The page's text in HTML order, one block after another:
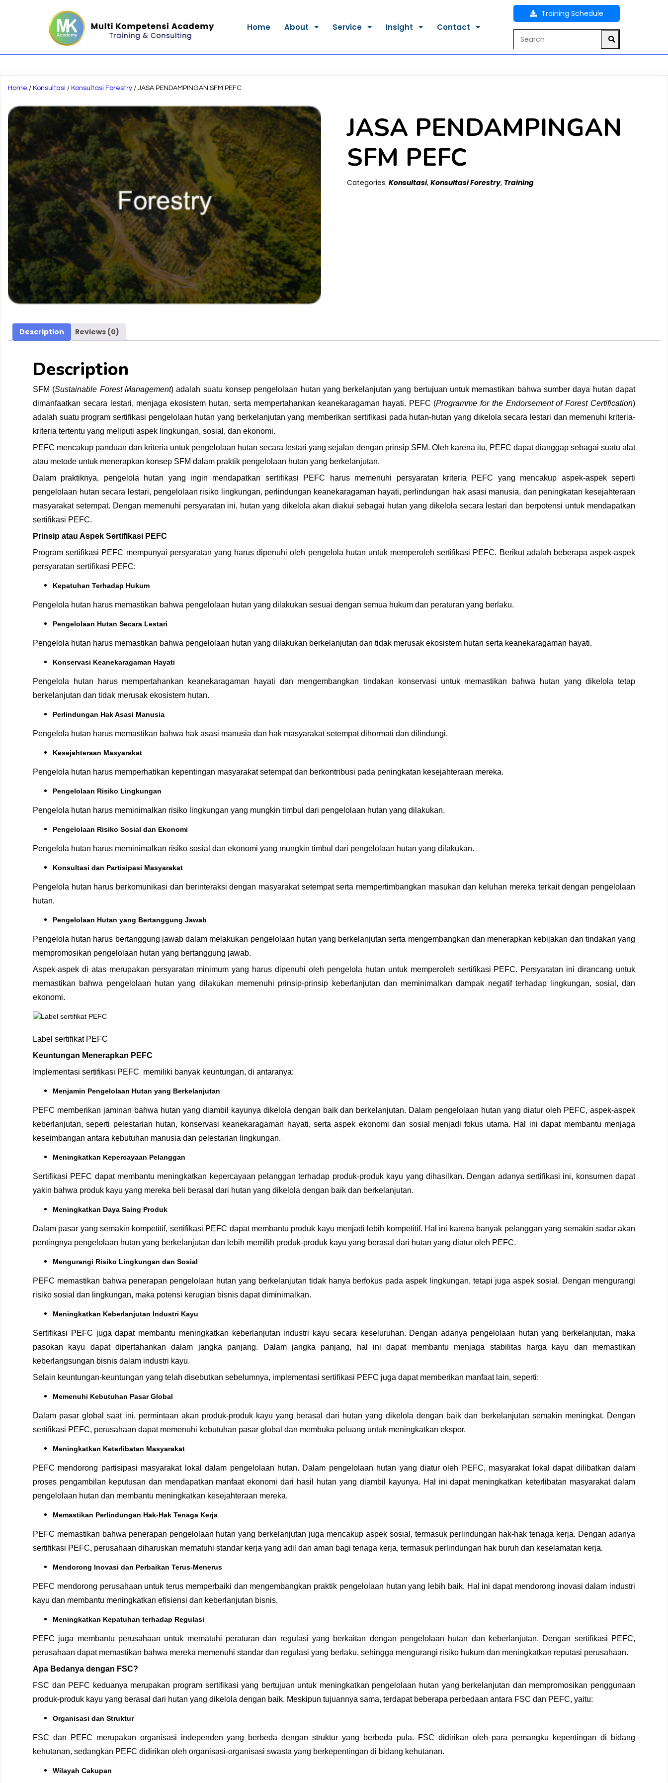
Home About Service Insight Contact
Training Schedule
Home / Konsultasi / Konsultasi Forestry / JASA PENDAMPINGAN SFM PEFC
JASA PENDAMPINGAN
SFM PEFC
Categories:Konsultasi,Konsultasi Forestry, Training
Description Reviews (0)
Description
SFM (Sustainable Forest Management) adalah suatu konsep pengelolaan hutan yang berkelanjutan yang bertujuan untuk memastikan bahwa sumber daya hutan dapat
dimanfaatkan secara lestari, menjaga ekosistem hutan, serta mempertahankan keanekaragaman hayati. PEFС (Programme for the Endorsement of Forest Certification)
adalah suatu program sertifikasi pengelolaan hutan yang berkelanjutan yang memberikan sertifikasi pada hutan-hutan yang dikelola secara lestari dan memenuhi kriteria-
kriteria tertentu yang meliputi aspek lingkungan, sosial, dan ekonomi.
PEFC mencakup panduan dan kriteria untuk pengelolaan hutan secara lestari yang sejalan dengan prinsip SFM. Oleh karena itu, PEFС dapat dianggap sebagai suatu alat
atau metode untuk menerapkan konsep SFM dalam praktik pengelolaan hutan yang berkelanjutan.
Dalam praktiknya, pengelola hutan yang ingin mendapatkan sertifikasi PEFС harus memenuhi persyaratan kriteria PEFС yang mencakup aspek-aspek seperti
pengelolaan hutan secara lestari, pengelolaan risiko lingkungan, perlindungan keanekaragaman hayati, perlindungan hak asasi manusia, dan peningkatan kesejahteraan
masyarakat setempat. Dengan memenuhi persyaratan ini, hutan yang dikelola akan diakui sebagai hutan yang dikelola secara lestari dan berpotensi untuk mendapatkan
sertifikasi PEFС.
Prinsip atau Aspek Sertifikasi PEFC
Program sertifikasi PEFС mempunyai persyaratan yang harus dipenuhi oleh pengelola hutan untuk memperoleh sertifikasi PEFС. Berikut adalah beberapa aspek-aspek
persyaratan sertifikasi PEFС:
Kepatuhan Terhadap Hukum
Pengelola hutan harus memastikan bahwa pengelolaan hutan yang dilakukan sesuai dengan semua hukum dan peraturan yang berlaku.
Pengelolaan Hutan Secara Lestari
Pengelola hutan harus memastikan bahwa pengelolaan hutan yang dilakukan berkelanjutan dan tidak merusak ekosistem hutan serta keanekaragaman hayati.
Konservasi Keanekaragaman Hayati
Pengelola hutan harus mempertahankan keanekaragaman hayati dan mengembangkan tindakan konservasi untuk memastikan bahwa hutan yang dikelola tetap
berkelanjutan dan tidak merusak ekosistem hutan.
Perlindungan Hak Asasi Manusia
Pengelola hutan harus memastikan bahwa hak asasi manusia dan hak masyarakat setempat dihormati dan dilindungi.
Kesejahteraan Masyarakat
Pengelola hutan harus memperhatikan kepentingan masyarakat setempat dan berkontribusi pada peningkatan kesejahteraan mereka.
Pengelolaan Risiko Lingkungan
Pengelola hutan harus meminimalkan risiko lingkungan yang mungkin timbul dari pengelolaan hutan yang dilakukan.
Pengelolaan Risiko Sosial dan Ekonomi
Pengelola hutan harus meminimalkan risiko sosial dan ekonomi yang mungkin timbul dari pengelolaan hutan yang dilakukan.
Konsultasi dan Partisipasi Masyarakat
Pengelola hutan harus berkomunikasi dan berinteraksi dengan masyarakat setempat serta mempertimbangkan masukan dan keluhan mereka terkait dengan pengelolaan
hutan.
Pengelolaan Hutan yang Bertanggung Jawab
Pengelola hutan harus bertanggung jawab dalam melakukan pengelolaan hutan yang berkelanjutan serta mengembangkan dan menerapkan kebijakan dan tindakan yang
mempromosikan pengelolaan hutan yang bertanggung jawab.
Aspek-aspek di atas merupakan persyaratan minimum yang harus dipenuhi oleh pengelola hutan untuk memperoleh sertifikasi PEFС. Persyaratan ini dirancang untuk
memastikan bahwa pengelolaan hutan yang dilakukan memenuhi prinsip-prinsip keberlanjutan dan meminimalkan dampak negatif terhadap lingkungan, sosial, dan
ekonomi.
Label sertifikat PEFC
Keuntungan Menerapkan PEFC
Implementasi sertifikasi PEFС memiliki banyak keuntungan, di antaranya:
Menjamin Pengelolaan Hutan yang Berkelanjutan
PEFC memberikan jaminan bahwa hutan yang diambil kayunya dikelola dengan baik dan berkelanjutan. Dalam pengelolaan hutan yang diatur oleh PEFС, aspek-aspek
keberlanjutan, seperti pelestarian hutan, konservasi keanekaragaman hayati, serta aspek ekonomi dan sosial menjadi fokus utama. Hal ini dapat membantu menjaga
keseimbangan antara kebutuhan manusia dan pelestarian lingkungan.
Meningkatkan Kepercayaan Pelanggan
Sertifikasi PEFС dapat membantu meningkatkan kepercayaan pelanggan terhadap produk-produk kayu yang dihasilkan. Dengan adanya sertifikasi ini, konsumen dapat
yakin bahwa produk kayu yang mereka beli berasal dari hutan yang dikelola dengan baik dan berkelanjutan.
Meningkatkan Daya Saing Produk
Dalam pasar yang semakin kompetitif, sertifikasi PEFС dapat membantu produk kayu menjadi lebih kompetitif. Hal ini karena banyak pelanggan yang semakin sadar akan
pentingnya pengelolaan hutan yang berkelanjutan dan lebih memilih produk-produk kayu yang berasal dari hutan yang diatur oleh PEFС.
Mengurangi Risiko Lingkungan dan Sosial
PEFC memastikan bahwa penerapan pengelolaan hutan yang berkelanjutan tidak hanya berfokus pada aspek lingkungan, tetapi juga aspek sosial. Dengan mengurangi
risiko sosial dan lingkungan, maka potensi kerugian bisnis dapat diminimalkan.
Meningkatkan Keberlanjutan Industri Kayu
Sertifikasi PEFС juga dapat membantu meningkatkan keberlanjutan industri kayu secara keseluruhan. Dengan adanya pengelolaan hutan yang berkelanjutan, maka
pasokan kayu dapat dipertahankan dalam jangka panjang. Dalam jangka panjang, hal ini dapat membantu menjaga stabilitas harga kayu dan memastikan
keberlangsungan bisnis dalam industri kayu.
Selain keuntungan-keuntungan yang telah disebutkan sebelumnya, implementasi sertifikasi PEFС juga dapat memberikan manfaat lain, seperti:
Memenuhi Kebutuhan Pasar Global
Dalam pasar global saat ini, permintaan akan produk-produk kayu yang berasal dari hutan yang dikelola dengan baik dan berkelanjutan semakin meningkat. Dengan
sertifikasi PEFС, perusahaan dapat memenuhi kebutuhan pasar global dan membuka peluang untuk meningkatkan ekspor.
Meningkatkan Keterlibatan Masyarakat
PEFC mendorong partisipasi masyarakat lokal dalam pengelolaan hutan. Dalam pengelolaan hutan yang diatur oleh PEFС, masyarakat lokal dapat dilibatkan dalam
proses pengambilan keputusan dan mendapatkan manfaat ekonomi dari hasil hutan yang diambil kayunya. Hal ini dapat meningkatkan keterlibatan masyarakat dalam
pengelolaan hutan dan membantu meningkatkan kesejahteraan mereka.
Memastikan Perlindungan Hak-Hak Tenaga Kerja
PEFC memastikan bahwa penerapan pengelolaan hutan yang berkelanjutan juga mencakup aspek sosial, termasuk perlindungan hak-hak tenaga kerja. Dengan adanya
sertifikasi PEFС, perusahaan diharuskan mematuhi standar kerja yang adil dan aman bagi tenaga kerja, termasuk perlindungan hak buruh dan keselamatan kerja.
Mendorong Inovasi dan Perbaikan Terus-Menerus
PEFC mendorong perusahaan untuk terus memperbaiki dan mengembangkan praktik pengelolaan hutan yang lebih baik. Hal ini dapat mendorong inovasi dalam industri
kayu dan membantu meningkatkan efisiensi dan keberlanjutan bisnis.
Meningkatkan Kepatuhan terhadap Regulasi
PEFC juga membantu perusahaan untuk mematuhi peraturan dan regulasi yang berkaitan dengan pengelolaan hutan dan keberlanjutan. Dengan sertifikasi PEFС,
perusahaan dapat memastikan bahwa mereka memenuhi standar dan regulasi yang berlaku, sehingga mengurangi risiko hukum dan meningkatkan reputasi perusahaan.
Apa Bedanya dengan FSC?
FSC dan PEFС keduanya merupakan program sertifikasi yang bertujuan untuk meningkatkan pengelolaan hutan yang berkelanjutan dan mempromosikan penggunaan
produk-produk kayu yang berasal dari hutan yang dikelola dengan baik. Meskipun tujuannya sama, terdapat beberapa perbedaan antara FSC dan PEFС, yaitu:
Organisasi dan Struktur
FSC dan PEFС merupakan organisasi independen yang berbeda dengan struktur yang berbeda pula. FSC didirikan oleh para pemangku kepentingan di bidang
kehutanan, sedangkan PEFС didirikan oleh organisasi-organisasi swasta yang berkepentingan di bidang kehutanan.
Wilayah Cakupan